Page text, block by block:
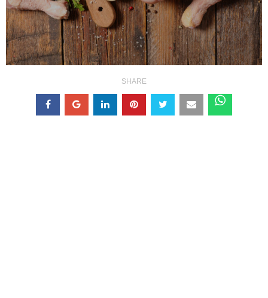
SHARE